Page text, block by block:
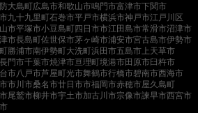
大島町広島市和歌山市鳴門市富津市下関市
九十九里町石巻市平戸市横浜市神戸市江戸川区
市平塚市小豆島町四日市市江田島市常滑市沼津市
津市長島町佐世保市茅ヶ崎市浦安市宮古島市伊勢市
勝浦市南伊勢町大洗町浜田市五島市 上天草市
長門市千葉市焼津市亘理町境港市田原市臼杵市
市八戸市芦屋町光市舞鶴市行橋市碧南市西海市
市川市桑名市廿日市市福岡市赤穂市屋久島町
尾鷲市柳井市宇土市加古川市宗像市諫早市西宮市